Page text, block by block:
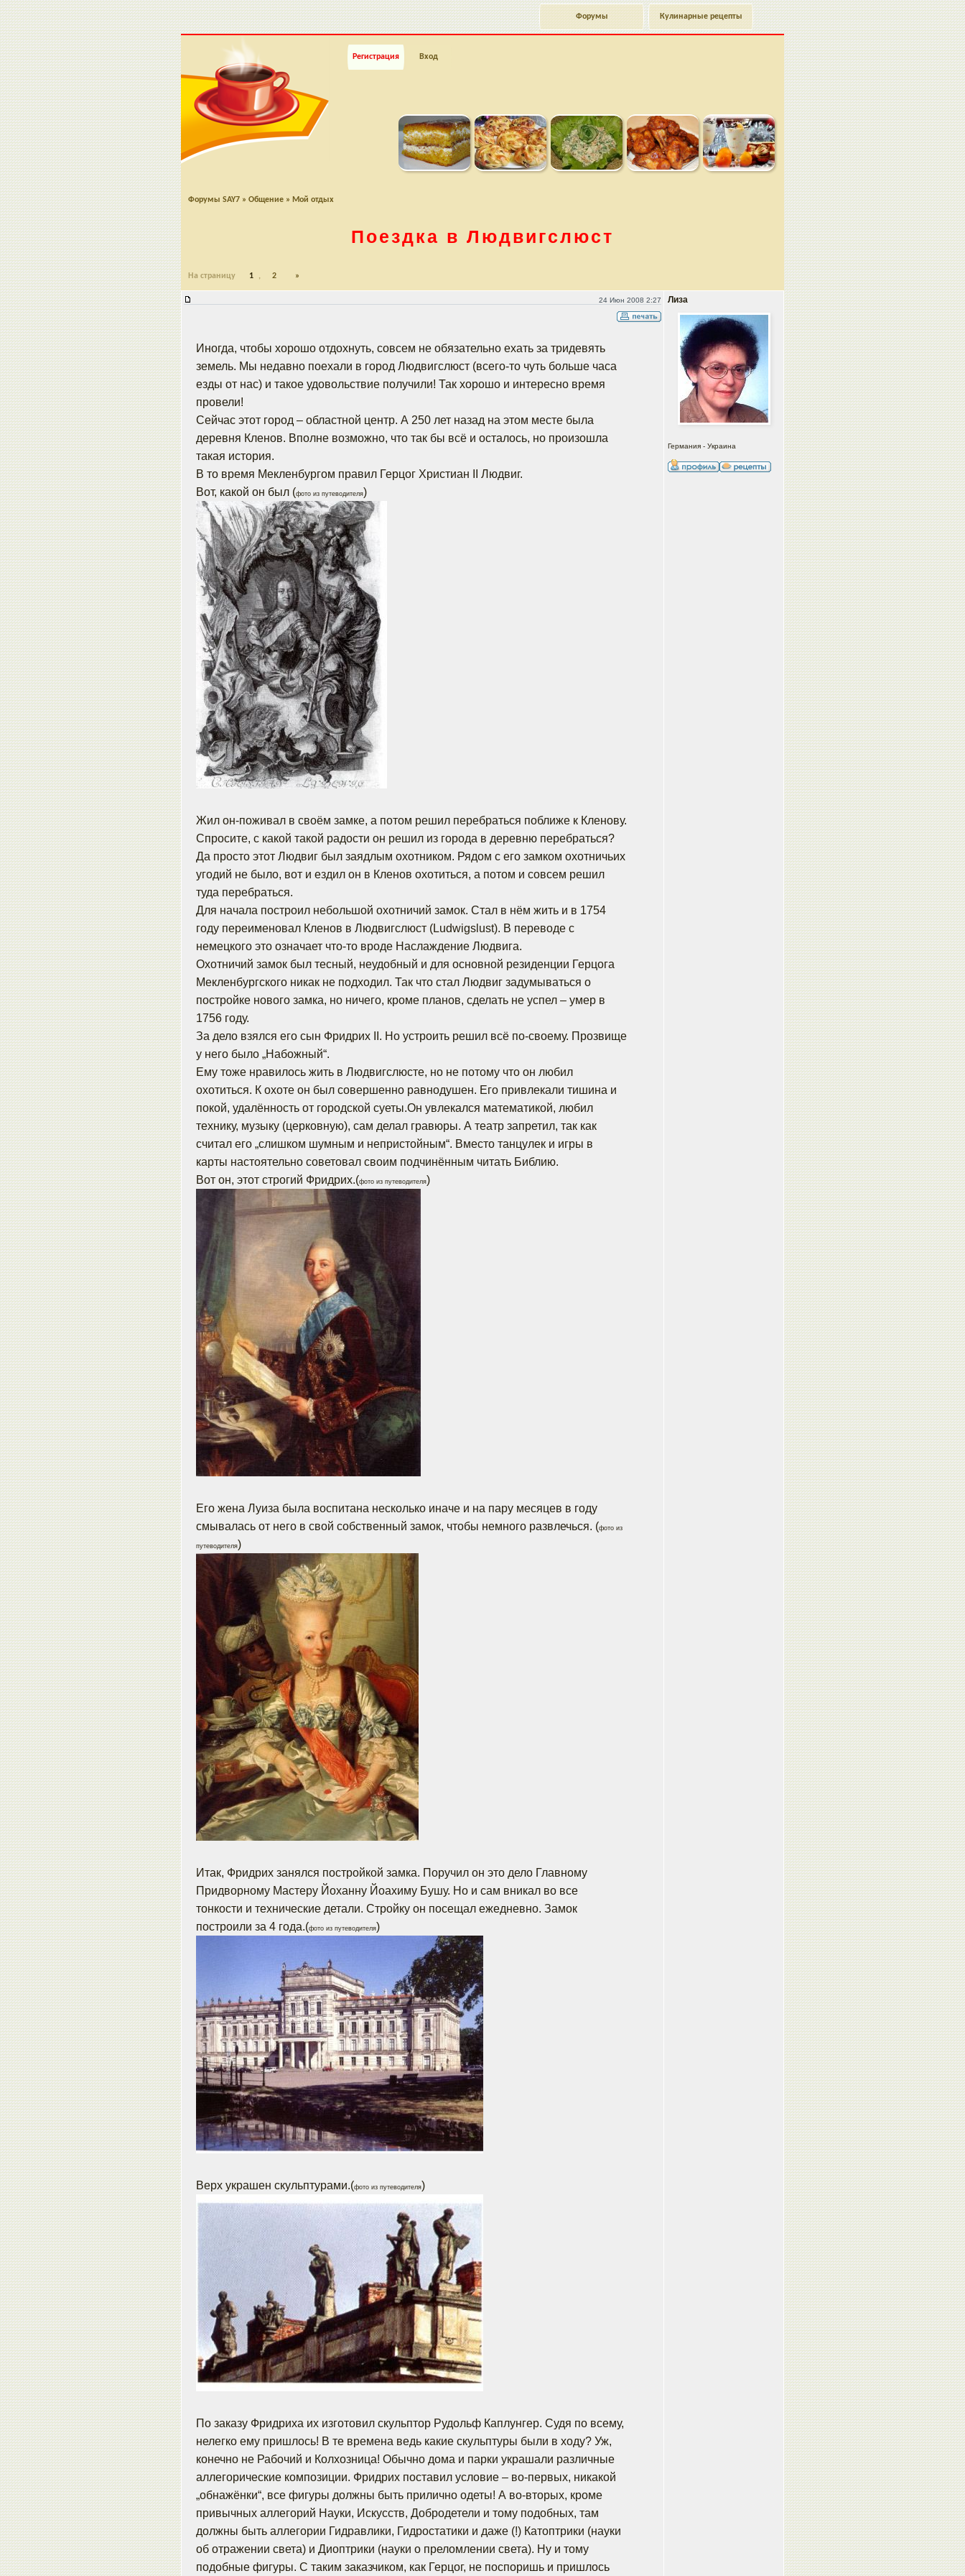
Кулинарные рецепты
Форумы
Регистрация Вход
Форумы SAY7 » Общение » Мой отдых
Поездка в Людвигслюст
На страницу 1 , 2 »
24 Июн 2008 2:27 Лиза
Германия - Украина
Иногда, чтобы хорошо отдохнуть, совсем не обязательно ехать за тридевять
земель. Мы недавно поехали в город Людвигслюст (всего-то чуть больше часа
езды от нас) и такое удовольствие получили! Так хорошо и интересно время
провели!
Сейчас этот город – областной центр. А 250 лет назад на этом месте была
деревня Кленов. Вполне возможно, что так бы всё и осталось, но произошла
такая история.
В то время Мекленбургом правил Герцог Христиан II Людвиг.
Вот, какой он был (фото из путеводителя)
Жил он-поживал в своём замке, а потом решил перебраться поближе к Кленову.
Спросите, с какой такой радости он решил из города в деревню перебраться?
Да просто этот Людвиг был заядлым охотником. Рядом с его замком охотничьих
угодий не было, вот и ездил он в Кленов охотиться, а потом и совсем решил
туда перебраться.
Для начала построил небольшой охотничий замок. Стал в нём жить и в 1754
году переименовал Кленов в Людвигслюст (Ludwigslust). В переводе с
немецкого это означает что-то вроде Наслаждение Людвига.
Охотничий замок был тесный, неудобный и для основной резиденции Герцога
Мекленбургского никак не подходил. Так что стал Людвиг задумываться о
постройке нового замка, но ничего, кроме планов, сделать не успел – умер в
1756 году.
За дело взялся его сын Фридрих II. Но устроить решил всё по-своему. Прозвище
у него было „Набожный“.
Ему тоже нравилось жить в Людвигслюсте, но не потому что он любил
охотиться. К охоте он был совершенно равнодушен. Его привлекали тишина и
покой, удалённость от городской суеты.Он увлекался математикой, любил
технику, музыку (церковную), сам делал гравюры. А театр запретил, так как
считал его „слишком шумным и непристойным“. Вместо танцулек и игры в
карты настоятельно советовал своим подчинённым читать Библию.
Вот он, этот строгий Фридрих.(фото из путеводителя)
Его жена Луиза была воспитана несколько иначе и на пару месяцев в году
смывалась от него в свой собственный замок, чтобы немного развлечься. (фото из
путеводителя)
Итак, Фридрих занялся постройкой замка. Поручил он это дело Главному
Придворному Мастеру Йоханну Йоахиму Бушу. Но и сам вникал во все
тонкости и технические детали. Стройку он посещал ежедневно. Замок
построили за 4 года.(фото из путеводителя)
Верх украшен скульптурами.(фото из путеводителя)
По заказу Фридриха их изготовил скульптор Рудольф Каплунгер. Судя по всему,
нелегко ему пришлось! В те времена ведь какие скульптуры были в ходу? Уж,
конечно не Рабочий и Колхозница! Обычно дома и парки украшали различные
аллегорические композиции. Фридрих поставил условие – во-первых, никакой
„обнажёнки“, все фигуры должны быть прилично одеты! А во-вторых, кроме
привычных аллегорий Науки, Искусств, Добродетели и тому подобных, там
должны быть аллегории Гидравлики, Гидростатики и даже (!) Катоптрики (науки
об отражении света) и Диоптрики (науки о преломлении света). Ну и тому
подобные фигуры. С таким заказчиком, как Герцог, не поспоришь и пришлось